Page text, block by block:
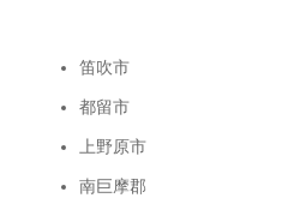
笛吹市
都留市
上野原市
南巨摩郡